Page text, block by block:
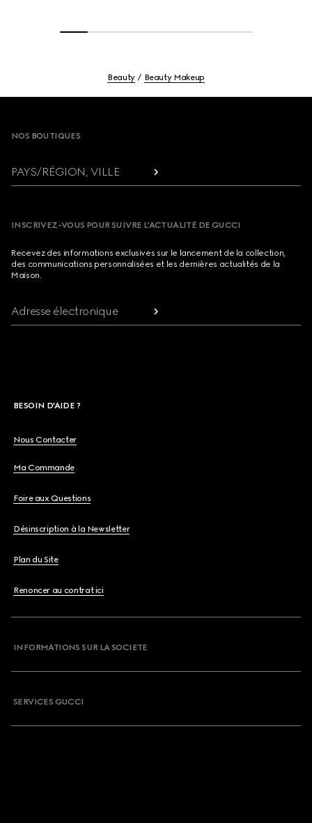
Beauty Beauty Makeup
NOS BOUTIQUES
PAYS/RÉGION, VILLE
INSCRIVEZ-VOUS POUR SUIVRE L’ACTUALITÉ DE GUCCI
Recevez des informations exclusives sur le lancement de la collection,
des communications personnalisées et les dernières actualités de la
Maison.
Adresse électronique
BESOIN D'AIDE ?
Nous Contacter
Ma Commande
Foire aux Questions
Désinscription à la Newsletter
Plan du Site
Renoncer au contrat ici
INFORMATIONS SUR LA SOCIETE
SERVICES GUCCI